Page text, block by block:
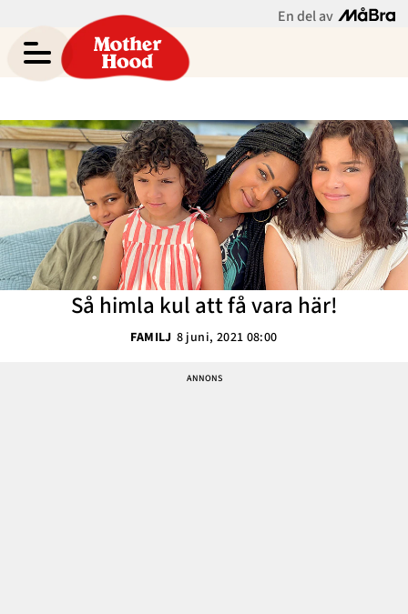
En del av
Bebis & Småbarn
Skolbarn
Tonåringar
Mammaliv
Bloggar
Amit Tewoldes blogg
Om
Kategorier
Arkiv
Kontakt
Så himla kul att få vara här!
FAMILJ 8 juni, 2021 08:00